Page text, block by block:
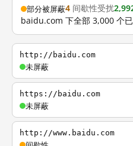
部分被屏蔽4 间歇性受扰
baidu.com 下全部 3,000 个
http://baidu.com
未屏蔽
https://baidu.com
未屏蔽
http://www.baidu.com